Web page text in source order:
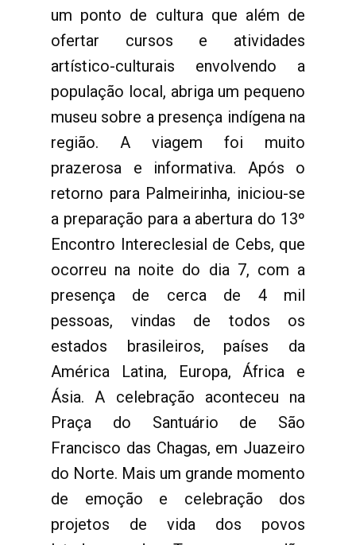
um ponto de cultura que além de
ofertar cursos e atividades
artístico-culturais envolvendo a
população local, abriga um pequeno
museu sobre a presença indígena na
região. A viagem foi muito
prazerosa e informativa. Após o
retorno para Palmeirinha, iniciou-se
a preparação para a abertura do 13º
Encontro Intereclesial de Cebs, que
ocorreu na noite do dia 7, com a
presença de cerca de 4 mil
pessoas, vindas de todos os
estados brasileiros, países da
América Latina, Europa, África e
Ásia. A celebração aconteceu na
Praça do Santuário de São
Francisco das Chagas, em Juazeiro
do Norte. Mais um grande momento
de emoção e celebração dos
projetos de vida dos povos